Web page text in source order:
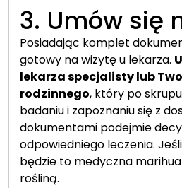
3. Umów się
Posiadając komplet
gotowy na wizytę u lekarza.
lekarza specjalisty lub
rodzinnego, który po
badaniu i zapoznaniu się z
dokumentami podejmie
odpowiedniego leczenia. Jeśli
będzie to medyczna
rośliną.